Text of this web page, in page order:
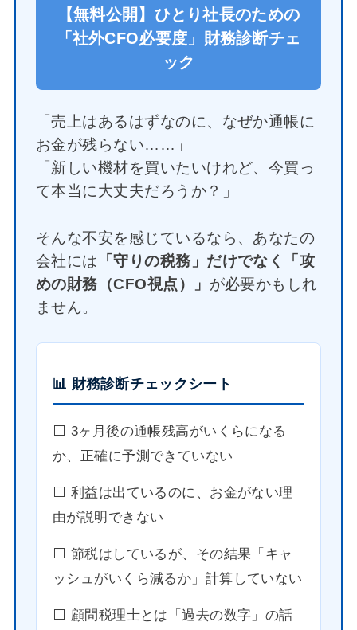
【無料公開】ひとり社長のための
「社外CFO必要度」財務診断チェ
ック
「売上はあるはずなのに、なぜか通帳に
お金が残らない……」
「新しい機材を買いたいけれど、今買っ
て本当に大丈夫だろうか？」
そんな不安を感じているなら、あなたの
会社には 「守りの税務」だけでなく「攻
めの財務（CFO視点）」 が必要かもしれ
ません。
📊 財務診断チェックシート
⬜️ 3ヶ月後の通帳残高がいくらになる
か、正確に予測できていない
⬜️ 利益は出ているのに、お金がない理
由が説明できない
⬜️ 節税はしているが、その結果「キャ
ッシュがいくら減るか」計算していない
⬜️ 顧問税理士とは「過去の数字」の話